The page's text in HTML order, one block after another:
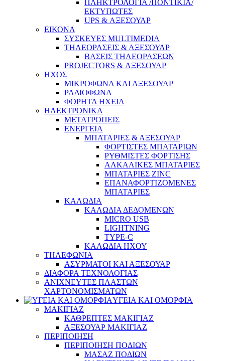
ΠΛΗΚΤΡΟΛΟΓΙΑ /ΠΟΝΤΙΚΙΑ/
ΕΚΤΥΠΩΤΕΣ
UPS & ΑΞΕΣΟΥΑΡ
ΕΙΚΟΝΑ
ΣΥΣΚΕΥΕΣ MULTIMEDIA
ΤΗΛΕΟΡΑΣΕΙΣ & ΑΞΕΣΟΥΑΡ
ΒΑΣΕΙΣ ΤΗΛΕΟΡΑΣΕΩΝ
PROJECTORS & ΑΞΕΣΟΥΑΡ
ΗΧΟΣ
ΜΙΚΡΟΦΩΝΑ ΚΑΙ ΑΞΕΣΟΥΑΡ
ΡΑΔΙΟΦΩΝΑ
ΦΟΡΗΤΑ ΗΧΕΙΑ
ΗΛΕΚΤΡΟΝΙΚΑ
ΜΕΤΑΤΡΟΠΕΙΣ
ΕΝΕΡΓΕΙΑ
ΜΠΑΤΑΡΙΕΣ & ΑΞΕΣΟΥΑΡ
ΦΟΡΤΙΣΤΕΣ ΜΠΑΤΑΡΙΩΝ
ΡΥΘΜΙΣΤΕΣ ΦΟΡΤΙΣΗΣ
ΑΛΚΑΛΙΚΕΣ ΜΠΑΤΑΡΙΕΣ
ΜΠΑΤΑΡΙΕΣ ZINC
ΕΠΑΝΑΦΟΡΤΙΖΟΜΕΝΕΣ
ΜΠΑΤΑΡΙΕΣ
ΚΑΛΩΔΙΑ
ΚΑΛΩΔΙΑ ΔΕΔΟΜΕΝΩΝ
MICRO USB
LIGHTNING
TYPE-C
ΚΑΛΩΔΙΑ ΗΧΟΥ
ΤΗΛΕΦΩΝΙΑ
ΑΣΥΡΜΑΤΟΙ ΚΑΙ ΑΞΕΣΟΥΑΡ
ΔΙΑΦΟΡΑ ΤΕΧΝΟΛΟΓΙΑΣ
ΑΝΙΧΝΕΥΤΕΣ ΠΛΑΣΤΩΝ
ΧΑΡΤΟΝΟΜΙΣΜΑΤΩΝ
ΥΓΕΙΑ ΚΑΙ ΟΜΟΡΦΙΑ
ΜΑΚΙΓΙΑΖ
ΚΑΘΡΕΠΤΕΣ ΜΑΚΙΓΙΑΖ
ΑΞΕΣΟΥΑΡ ΜΑΚΙΓΙΑΖ
ΠΕΡΙΠΟΙΗΣΗ
ΠΕΡΙΠΟΙΗΣΗ ΠΟΔΙΩΝ
ΜΑΣΑΖ ΠΟΔΙΩΝ